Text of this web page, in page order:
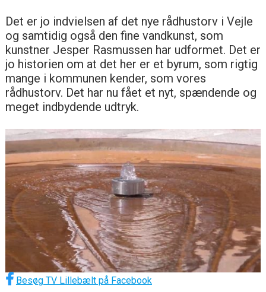
Det er jo indvielsen af det nye rådhustorv i Vejle
og samtidig også den fine vandkunst, som
kunstner Jesper Rasmussen har udformet. Det er
jo historien om at det her er et byrum, som rigtig
mange i kommunen kender, som vores
rådhustorv. Det har nu fået et nyt, spændende og
meget indbydende udtryk.
Besøg TV Lillebælt på Facebook